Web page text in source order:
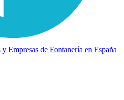
y Empresas de Fontanería en España